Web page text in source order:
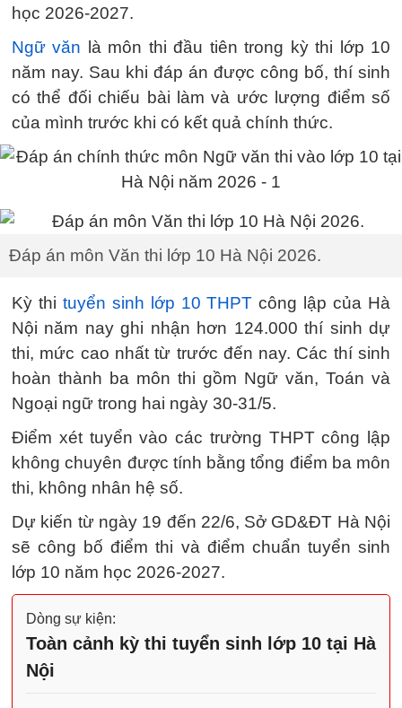
học 2026-2027.
Ngữ văn là môn thi đầu tiên trong kỳ thi lớp 10
năm nay. Sau khi đáp án được công bố, thí sinh
có thể đối chiếu bài làm và ước lượng điểm số
của mình trước khi có kết quả chính thức.
Đáp án môn Văn thi lớp 10 Hà Nội 2026.
Kỳ thi tuyển sinh lớp 10 THPT công lập của Hà
Nội năm nay ghi nhận hơn 124.000 thí sinh dự
thi, mức cao nhất từ trước đến nay. Các thí sinh
hoàn thành ba môn thi gồm Ngữ văn, Toán và
Ngoại ngữ trong hai ngày 30-31/5.
Điểm xét tuyển vào các trường THPT công lập
không chuyên được tính bằng tổng điểm ba môn
thi, không nhân hệ số.
Dự kiến từ ngày 19 đến 22/6, Sở GD&ĐT Hà Nội
sẽ công bố điểm thi và điểm chuẩn tuyển sinh
lớp 10 năm học 2026-2027.
Dòng sự kiện:
Toàn cảnh kỳ thi tuyển sinh lớp 10 tại Hà
Nội